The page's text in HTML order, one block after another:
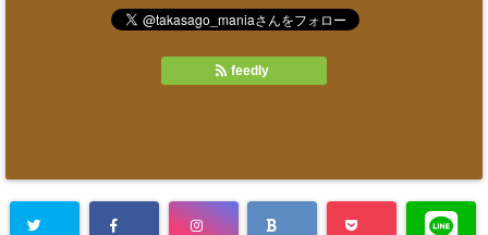
feedly